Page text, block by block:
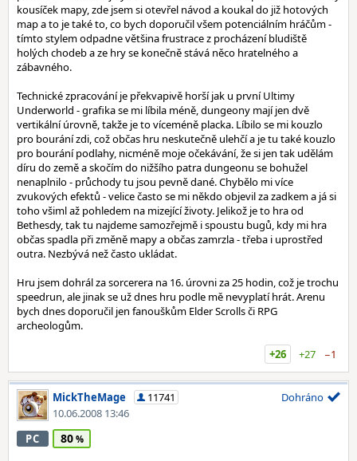
kousíček mapy, zde jsem si otevřel návod a koukal do již hotových
map a to je také to, co bych doporučil všem potenciálním hráčům -
tímto stylem odpadne většina frustrace z procházení bludiště
holých chodeb a ze hry se konečně stává něco hratelného a
zábavného.
Technické zpracování je překvapivě horší jak u první Ultimy
Underworld - grafika se mi líbila méně, dungeony mají jen dvě
vertikální úrovně, takže je to víceméně placka. Líbilo se mi kouzlo
pro bourání zdi, což občas hru neskutečně ulehčí a je tu také kouzlo
pro bourání podlahy, nicméně moje očekávání, že si jen tak udělám
díru do země a skočím do nižšího patra dungeonu se bohužel
nenaplnilo - průchody tu jsou pevně dané. Chybělo mi více
zvukových efektů - velice často se mi někdo objevil za zadkem a já si
toho všiml až pohledem na mizející životy. Jelikož je to hra od
Bethesdy, tak tu najdeme samozřejmě i spoustu bugů, kdy mi hra
občas spadla při změně mapy a občas zamrzla - třeba i uprostřed
outra. Nezbývá než často ukládat.
Hru jsem dohrál za sorcerera na 16. úrovni za 25 hodin, což je trochu
speedrun, ale jinak se už dnes hru podle mě nevyplatí hrát. Arenu
bych dnes doporučil jen fanouškům Elder Scrolls či RPG
archeologům.
+26
+27 −1
MickTheMage
11741
10.06.2008 13:46
Dohráno
PC 80